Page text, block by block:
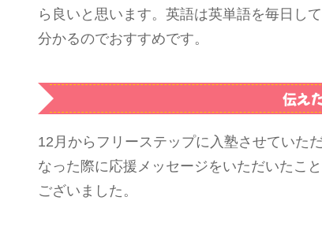
ら良いと思います。英語は英単語を毎日し
分かるのでおすすめです。
伝え
12月からフリーステップに入塾させていた
なった際に応援メッセージをいただいたこ
ございました。